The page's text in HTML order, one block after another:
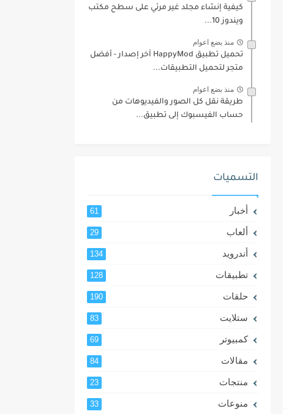
كيفية إنشاء مجلد غير مرئي على سطح مكتب
ويندوز 10...
منذ بضع اعوام
تحميل تطبيق HappyMod آخر إصدار - أفضل
متجر لتحميل التطبيقات...
منذ بضع اعوام
طريقة نقل كل الصور والفيديوهات من
حساب الفيسبوك إلى تطبيق...
التسميات
أخبار 61
ألعاب 29
أندرويد 134
تطبيقات 128
حلقات 190
ستلايت 83
كمبيوتر 69
مقالات 84
منتجات 23
منوعات 33